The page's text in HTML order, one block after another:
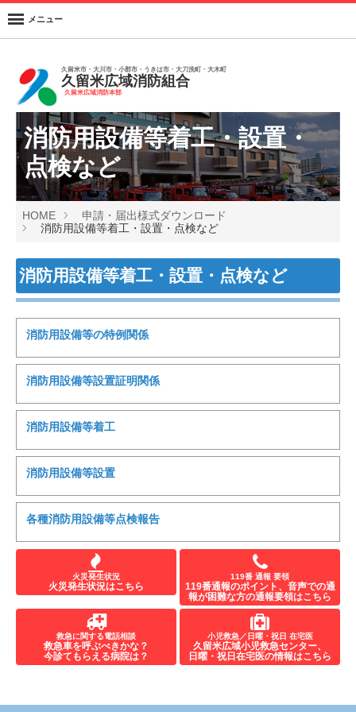
久留米市・大川市・小郡市・うきは市・大刀洗町・大木町
久留米広域消防組合
久留米広域消防本部
メニュー
消防用設備等着工・設置・
点検など
HOME
申請・届出様式ダウンロード
消防用設備等着工・設置・点検など
消防用設備等着工・設置・点検など
消防用設備等の特例関係
消防用設備等設置証明関係
消防用設備等着工
消防用設備等設置
各種消防用設備等点検報告
火災発生状況
火災発生状況はこちら
119番 通報 要領
119番通報のポイント、音声での通
報が困難な方の通報要領はこちら
救急に関する電話相談
救急車を呼ぶべきかな？
今診てもらえる病院は？
小児救急／日曜・祝日 在宅医
久留米広域小児救急センター、
日曜・祝日在宅医の情報はこちら